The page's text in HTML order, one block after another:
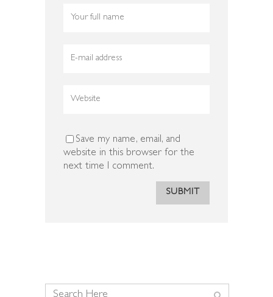
Save my name, email, and
website in this browser for the
next time I comment.